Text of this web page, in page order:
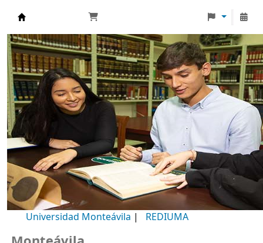
Biblioteca Universidad Monteávila
Universidad Monteávila | REDIUMA